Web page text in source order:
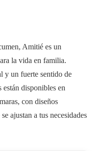
Amitié es un
la vida en familia.
y un fuerte sentido de
disponibles en
con diseños
ajustan a tus necesidades